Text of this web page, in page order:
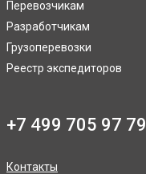
Перевозчикам
Разработчикам
Грузоперевозки
Реестр экспедиторов
+7 499 705 97 79
Контакты